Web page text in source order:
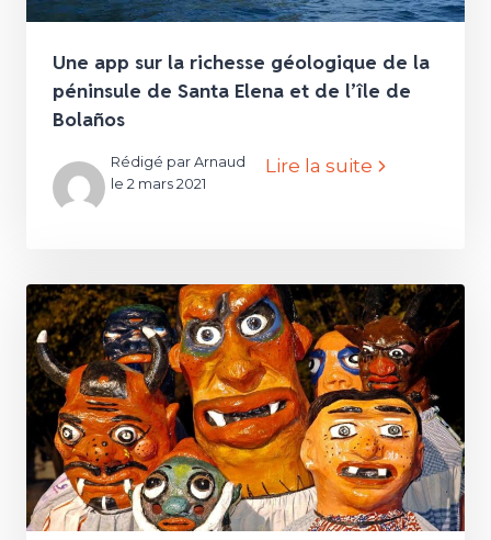
Une app sur la richesse géologique de la
péninsule de Santa Elena et de l’île de
Bolaños
Rédigé par Arnaud
le 2 mars 2021
Lire la suite